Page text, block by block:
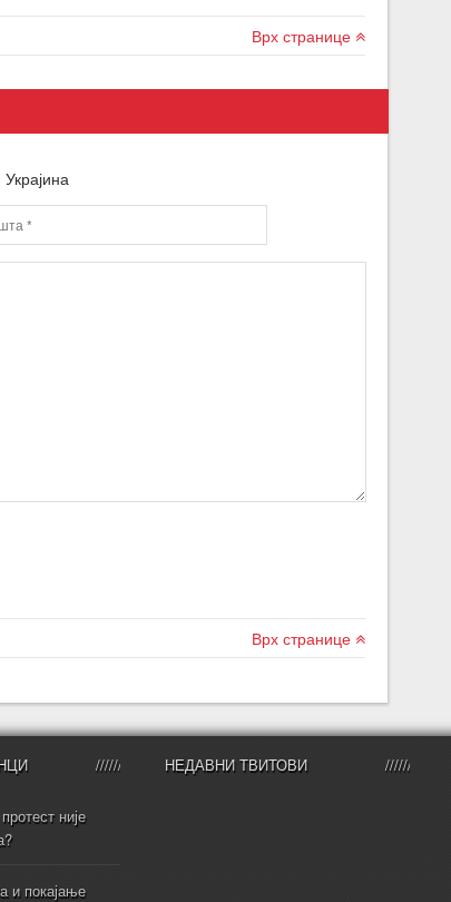
Врх странице
Врх странице
није
и покајање
НЕДАВНИ ТВИТОВИ